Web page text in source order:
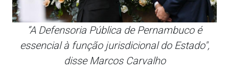
“A Defensoria Pública de Pernambuco é
essencial à função jurisdicional do Estado",
disse Marcos Carvalho